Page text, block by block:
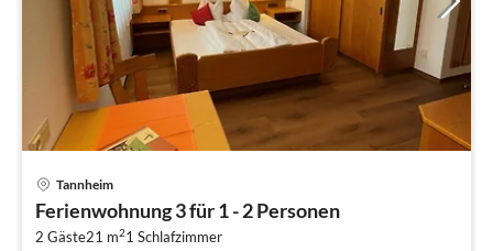
Tannheim
Ferienwohnung 3 für 1 - 2 Personen
2 Gäste21 m21 Schlafzimmer